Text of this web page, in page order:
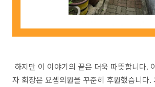
하지만 이 이야기의 끝은 더욱 따뜻합니다.
자 회장은 요셉의원을 꾸준히 후원했습니다.